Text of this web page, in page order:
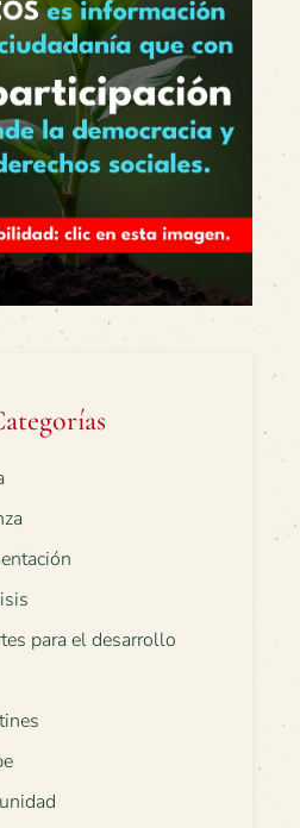
para el desarrollo